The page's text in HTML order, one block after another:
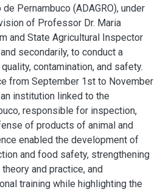
Pernambuco (ADAGRO), under
of Professor Dr. Maria
and State Agricultural Inspector
secondarily, to conduct a
contamination, and safety.
from September 1st to November
an institution linked to the
responsible for inspection,
of products of animal and
enabled the development of
and food safety, strengthening
and practice, and
training while highlighting the